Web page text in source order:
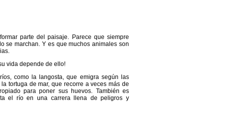
parte del paisaje. Parece que siempre
se marchan. Y es que muchos animales son
vida depende de ello!
como la langosta, que emigra según las
tortuga de mar, que recorre a veces más de
para poner sus huevos. También es
el río en una carrera llena de peligros y